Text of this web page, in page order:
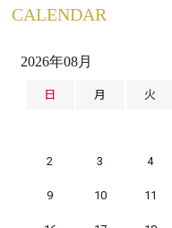
CALENDAR
2026年08月
日 月 火
2 3 4
9 10 11